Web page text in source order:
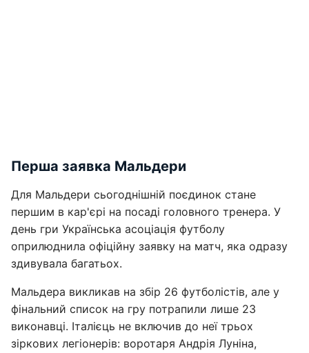
Перша заявка Мальдери
Для Мальдери сьогоднішній поєдинок стане
першим в кар'єрі на посаді головного тренера. У
день гри Українська асоціація футболу
оприлюднила офіційну заявку на матч, яка одразу
здивувала багатьох.
Мальдера викликав на збір 26 футболістів, але у
фінальний список на гру потрапили лише 23
виконавці. Італієць не включив до неї трьох
зіркових легіонерів: воротаря Андрія Луніна,